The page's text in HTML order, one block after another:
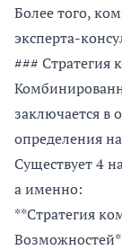
Более того,
эксперта-
### Стратегия
заключается в
определения
Существует 4
а именно:
**Стратегия